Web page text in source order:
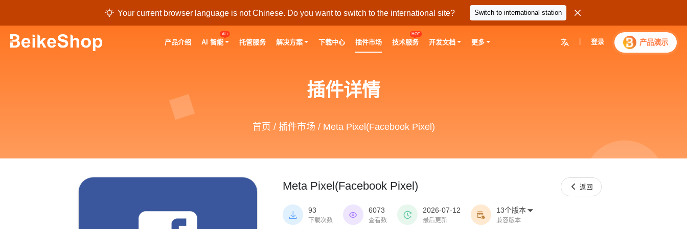
 Your current browser language is not Chinese. Do you want to switch to the international site? Switch to international station 
产品介绍
AI+
AI 智能 托管服务 解决方案 下载中心 插件市场
HOT
技术服务 开发文档 更多  登录 产品演示
插件详情
首页 / 插件市场 / Meta Pixel(Facebook Pixel)
Meta Pixel(Facebook Pixel)  返回

93
下载次数

6073
查看数

2026-07-12
最后更新

13个版本 
兼容版本